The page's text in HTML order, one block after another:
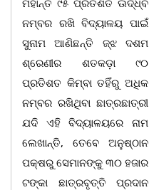
ମହାନ୍ତ ୯୫ ପ୍ରତିଶତ ଊର୍ଦ୍ଧ୍ବ
ନମ୍ବର ରଖି ବିଦ୍ୟାଳୟ ପାଇଁ
ସୁନାମ ଆଣିଛନ୍ତି ଜ୍ଝ ଦଶମ
ଶ୍ରେଣୀର ଶତକଡ଼ା ୯୦
ପ୍ରତିଶତ କିମ୍ବା ତହିଁରୁ ଅଧିକ
ନମ୍ବର ରଖିଥିବା ଛାତ୍ରଛାତ୍ରୀ
ଯଦି ଏହି ବିଦ୍ୟାଳୟରେ ନାମ
ଲେଖାନ୍ତି, ତେବେ ଅନୁଷ୍ଠାନ
ପକ୍ଷରୁ ସେମାନଙ୍କୁ ୩୦ ହଜାର
ଟଙ୍କା ଛାତ୍ରବୃତ୍ତି ପ୍ରଦାନ